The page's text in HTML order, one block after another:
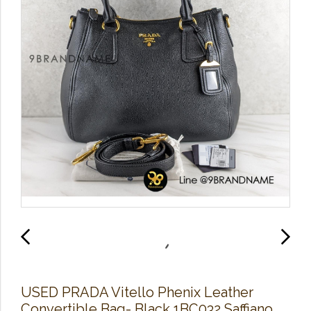
U​SED PRADA Vitello Phenix Leather